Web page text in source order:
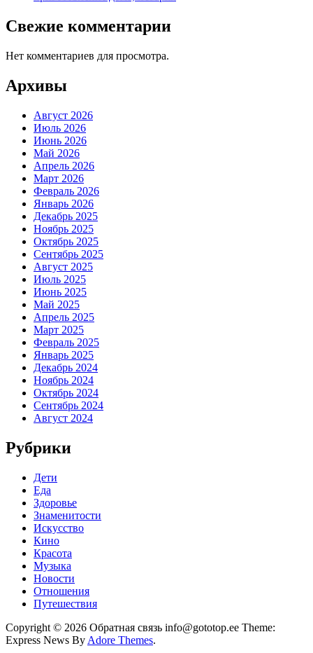
Свежие комментарии
Нет комментариев для просмотра.
Архивы
Август 2026
Июль 2026
Июнь 2026
Май 2026
Апрель 2026
Март 2026
Февраль 2026
Январь 2026
Декабрь 2025
Ноябрь 2025
Октябрь 2025
Сентябрь 2025
Август 2025
Июль 2025
Июнь 2025
Май 2025
Апрель 2025
Март 2025
Февраль 2025
Январь 2025
Декабрь 2024
Ноябрь 2024
Октябрь 2024
Сентябрь 2024
Август 2024
Рубрики
Дети
Еда
Здоровье
Знаменитости
Искусство
Кино
Красота
Музыка
Новости
Отношения
Путешествия
Copyright © 2026 Обратная связь info@gototop.ee Theme:
Express News By Adore Themes.